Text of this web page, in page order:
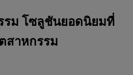
รม โซลูชันยอดนิยมที่
สาหกรรม